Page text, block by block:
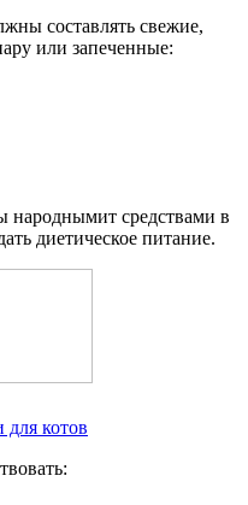
составлять свежие,
или запеченные:
котов